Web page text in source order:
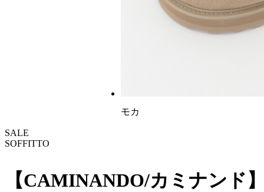
モカ
SALE
SOFFITTO
【CAMINANDO/カミナンド